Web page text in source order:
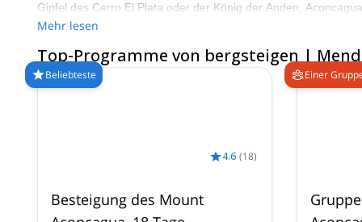
Gipfel des Cerro El Plata oder der König der Anden,
ideale Bergsteigerbedingungen.
Mehr lesen
Top-Programme von bergsteigen |
Beliebteste
4.6 (18)
Besteigung des Mount
Einer